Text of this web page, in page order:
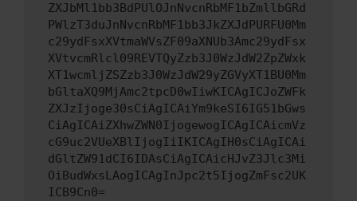
ZXJbMl1bb3BdPUlOJnNvcnRbMF1bZmllbGRd
PWlzT3duJnNvcnRbMF1bb3JkZXJdPURFU0Mm
c29ydFsxXVtmaWVsZF09aXNUb3Amc29ydFsx
XVtvcmRlcl09REVTQyZzb3J0WzJdW2ZpZWxk
XT1wcmljZSZzb3J0WzJdW29yZGVyXT1BU0Mm
bGltaXQ9MjAmc2tpcD0wIiwKICAgICJoZWFk
ZXJzIjoge30sCiAgICAiYm9keSI6IG51bGws
CiAgICAiZXhwZWN0IjogewogICAgICAicmVz
cG9uc2VUeXBlIjogIiIKICAgIH0sCiAgICAi
dGltZW91dCI6IDAsCiAgICAicHJvZ3Jlc3Mi
OiBudWxsLAogICAgInJpc2t5IjogZmFsc2UK
ICB9Cn0=